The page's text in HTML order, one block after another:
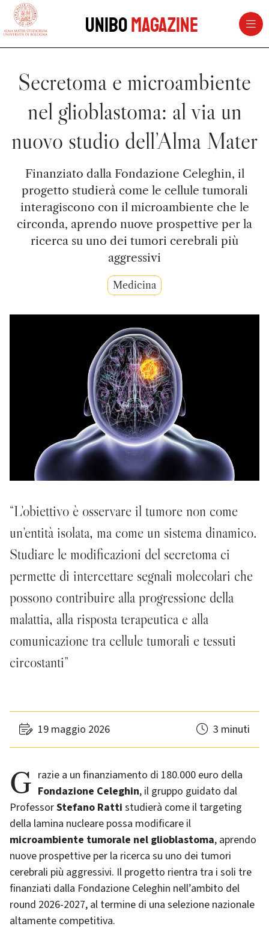
vai al contenuto della pagina
UniboMagazine
Secretoma e microambiente
nel glioblastoma: al via un
nuovo studio dell’Alma Mater
Finanziato dalla Fondazione Celeghin, il
progetto studierà come le cellule tumorali
interagiscono con il microambiente che le
circonda, aprendo nuove prospettive per la
ricerca su uno dei tumori cerebrali più
aggressivi
Medicina
“L’obiettivo è osservare il tumore non come
un’entità isolata, ma come un sistema dinamico.
Studiare le modificazioni del secretoma ci
permette di intercettare segnali molecolari che
possono contribuire alla progressione della
malattia, alla risposta terapeutica e alla
comunicazione tra cellule tumorali e tessuti
circostanti”
19 maggio 2026 3 minuti
Grazie a un finanziamento di 180.000 euro della
Fondazione Celeghin, il gruppo guidato dal
ProfessorStefano Ratti studierà come il targeting
della lamina nucleare possa modificare il
microambiente tumorale nel glioblastoma, aprendo
nuove prospettive per la ricerca su uno dei tumori
cerebrali più aggressivi. Il progetto rientra tra i soli tre
finanziati dalla Fondazione Celeghin nell’ambito del
round 2026-2027, al termine di una selezione nazionale
altamente competitiva.